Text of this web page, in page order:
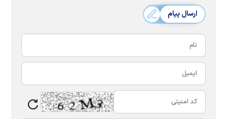
ارسال پیام